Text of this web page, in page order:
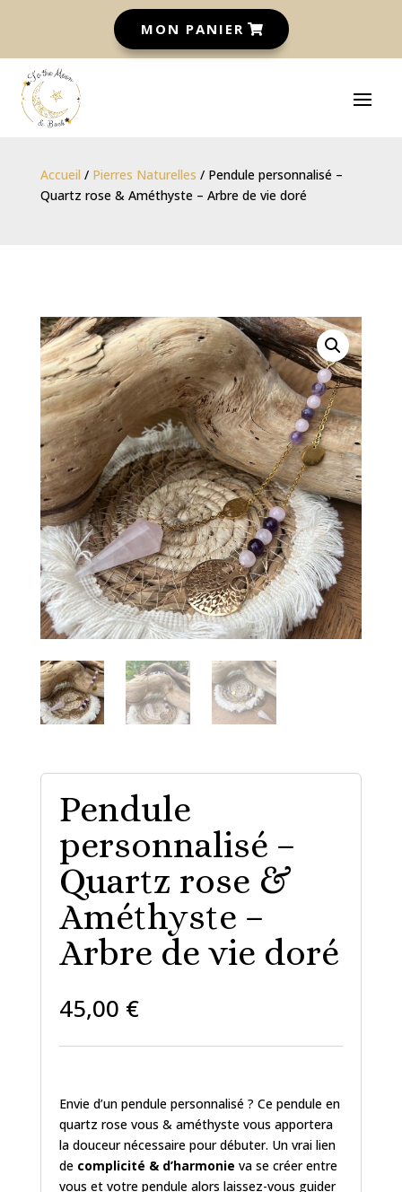
MON PANIER
Accueil / Pierres Naturelles / Pendule personnalisé –
Quartz rose & Améthyste – Arbre de vie doré
Pendule
personnalisé –
Quartz rose &
Améthyste –
Arbre de vie doré
45,00 €
Envie d’un pendule personnalisé ? Ce pendule en
quartz rose vous & améthyste vous apportera
la douceur nécessaire pour débuter. Un vrai lien
de complicité & d’harmonie va se créer entre
vous et votre pendule alors laissez-vous guider